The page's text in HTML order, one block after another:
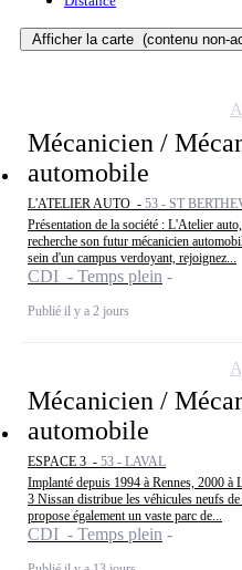
Afficher la carte (contenu non-
Mécanicien /
automobile
L'ATELIER AUTO - 53 - ST
Présentation de la société : L'Atelier
recherche son futur mécanicien
sein d'un campus verdoyant, rejoignez...
CDI - Temps plein
Publié il y a 2 jours
Mécanicien /
automobile
ESPACE 3 - 53 - LAVAL
Implanté depuis 1994 à Rennes, 2000 à
3 Nissan distribue les véhicules neufs
propose également un vaste parc de...
CDI - Temps plein